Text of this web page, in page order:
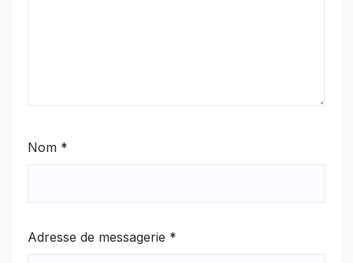
Nom *
Adresse de messagerie *